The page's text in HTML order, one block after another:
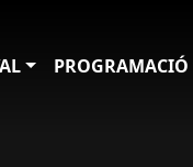
PROGRAMACIÓ